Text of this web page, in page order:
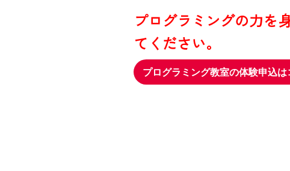
プログラミングの力を
てください。
プログラミング教室の体験申込は